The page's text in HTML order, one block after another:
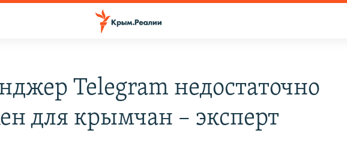
Telegram недостаточно
для крымчан – эксперт